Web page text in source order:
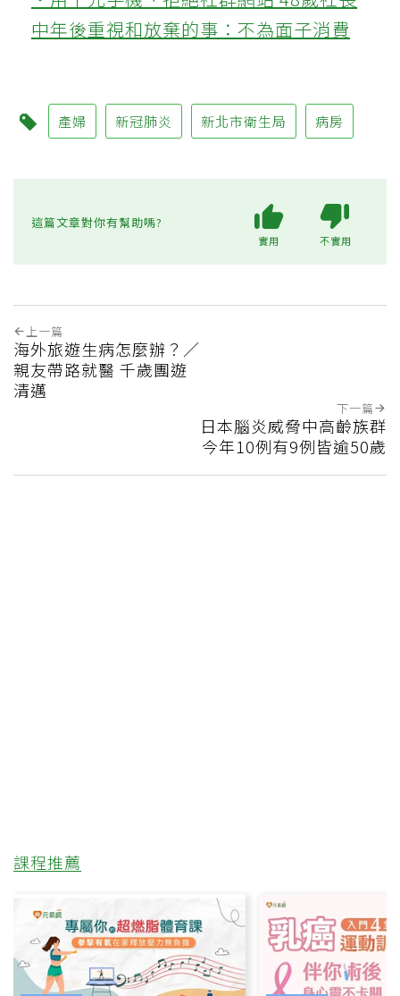
中年後重視和放棄的事：不為面子消費
產婦 新冠肺炎 新北市衛生局 病房
這篇文章對你有幫助嗎?
實用 不實用
上一篇
海外旅遊生病怎麼辦？／
親友帶路就醫 千歲團遊
清邁
下一篇
日本腦炎威脅中高齡族群
今年10例有9例皆逾50歲
課程推薦